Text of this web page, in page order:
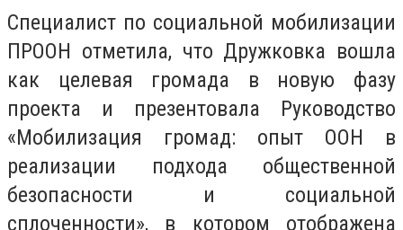
Специалист по социальной мобилизации
ПРООН отметила, что Дружковка вошла
как целевая громада в новую фазу
проекта и презентовала Руководство
«Мобилизация громад: опыт ООН в
реализации подхода общественной
безопасности и социальной
сплоченности», в котором отображена